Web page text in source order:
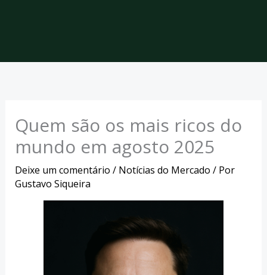
Quem são os mais ricos do
mundo em agosto 2025
Deixe um comentário / Notícias do Mercado / Por
Gustavo Siqueira